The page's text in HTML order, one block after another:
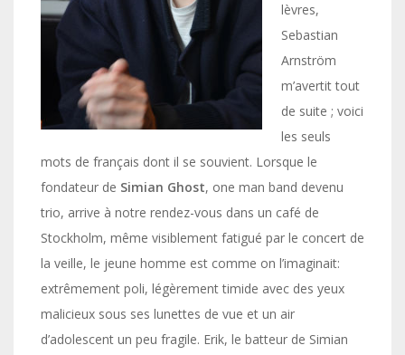
lèvres,
Sebastian
Arnström
m’avertit tout
de suite ; voici
les seuls
mots de français dont il se souvient. Lorsque le
fondateur de Simian Ghost, one man band devenu
trio, arrive à notre rendez-vous dans un café de
Stockholm, même visiblement fatigué par le concert de
la veille, le jeune homme est comme on l’imaginait:
extrêmement poli, légèrement timide avec des yeux
malicieux sous ses lunettes de vue et un air
d’adolescent un peu fragile. Erik, le batteur de Simian